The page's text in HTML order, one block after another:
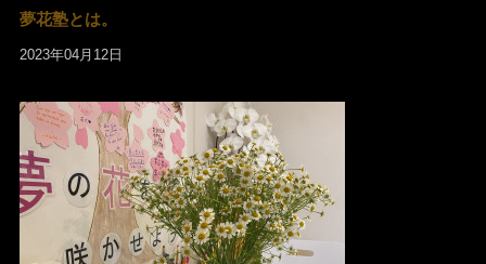
夢花塾とは。
2023年04月12日